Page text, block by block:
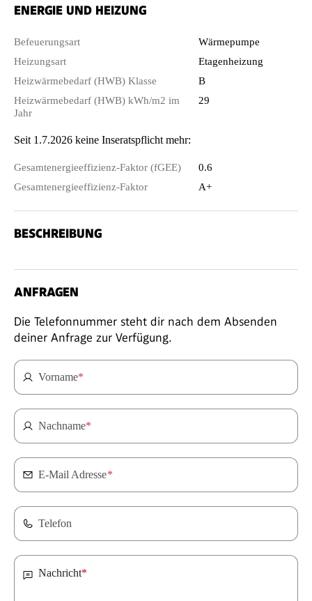
ENERGIE UND HEIZUNG
Befeuerungsart
Wärmepumpe
Heizungsart
Etagenheizung
Heizwärmebedarf (HWB) Klasse
B
Heizwärmebedarf (HWB) kWh/m2 im
Jahr
29
Seit 1.7.2026 keine Inseratspflicht mehr:
Gesamtenergieeffizienz-Faktor (fGEE)
0.6
Gesamtenergieeffizienz-Faktor
A+
BESCHREIBUNG
ANFRAGEN
Die Telefonnummer steht dir nach dem Absenden
deiner Anfrage zur Verfügung.
Vorname*
Nachname*
E-Mail Adresse*
Telefon
Nachricht*